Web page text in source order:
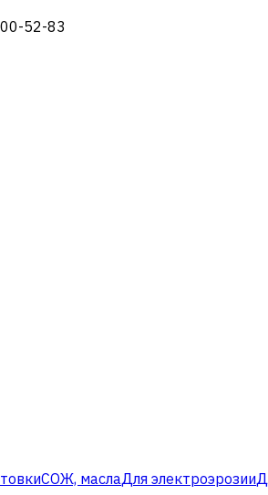
52-83
СОЖ, маслаДля электроэрозии